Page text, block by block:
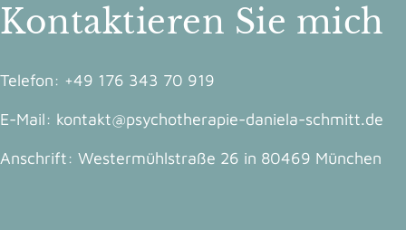
Kontaktieren Sie mich
Telefon: +49 176 343 70 919
E-Mail: kontakt@psychotherapie-daniela-schmitt.de
Anschrift: Westermühlstraße 26 in 80469 München